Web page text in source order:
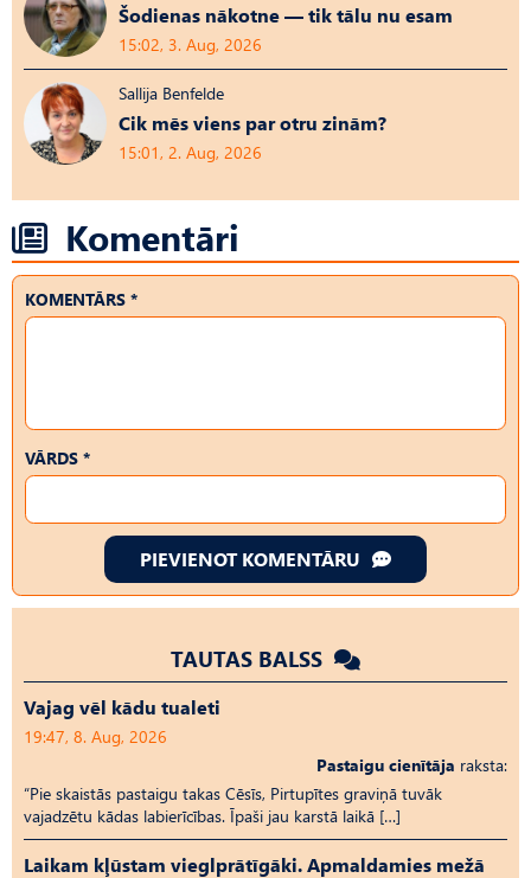
Šodienas nākotne — tik tālu nu esam
15:02, 3. Aug, 2026
Sallija Benfelde
Cik mēs viens par otru zinām?
15:01, 2. Aug, 2026
Komentāri
KOMENTĀRS *
VĀRDS *
PIEVIENOT KOMENTĀRU
TAUTAS BALSS
Vajag vēl kādu tualeti
19:47, 8. Aug, 2026
Pastaigu cienītāja raksta:
“Pie skaistās pastaigu takas Cēsīs, Pirtupītes graviņā tuvāk
vajadzētu kādas labierīcības. Īpaši jau karstā laikā […]
Laikam kļūstam vieglprātīgāki. Apmaldamies mežā